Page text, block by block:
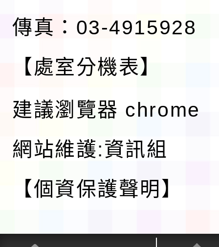
傳真：03-4915928
【處室分機表】
建議瀏覽器 chrome
網站維護:資訊組
【個資保護聲明】